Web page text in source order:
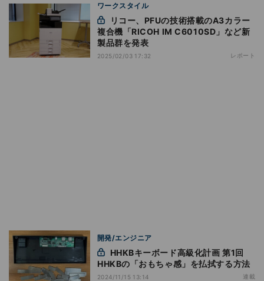
ワークスタイル
複合機「RICOH IM C6010SD」など新
製品群を発表
2025/02/03 17:32 レポート
開発/エンジニア
HHKBの「おもちゃ感」を払拭する方法
2024/11/15 13:14 連載